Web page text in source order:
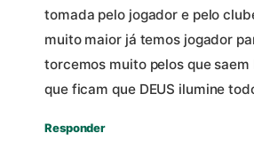
tomada pelo jogador e pelo
muito maior já temos jogador
torcemos muito pelos que
que ficam que DEUS ilumine
Responder